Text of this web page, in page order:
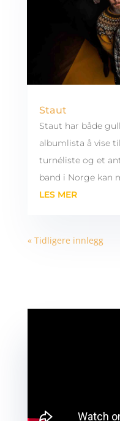
Staut
Staut har både
albumlista å vise
turnéliste og et
band i Norge kan
LES MER
« Tidligere innlegg